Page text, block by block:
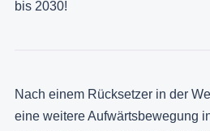
bis 2030!
Nach einem Rücksetzer in der
eine weitere Aufwärtsbewegung